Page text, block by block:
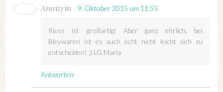
Anonym 9. Oktober 2015 um 11:55
Riess ist großartig! Aber ganz ehrlich, bei
Bleywaren ist es auch echt nicht leicht sich zu
entscheiden! ;) LG Maria
Antworten